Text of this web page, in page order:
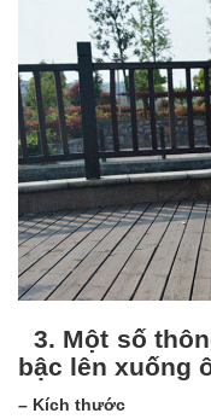
3. Một số
bậc lên xuống
– Kích thước